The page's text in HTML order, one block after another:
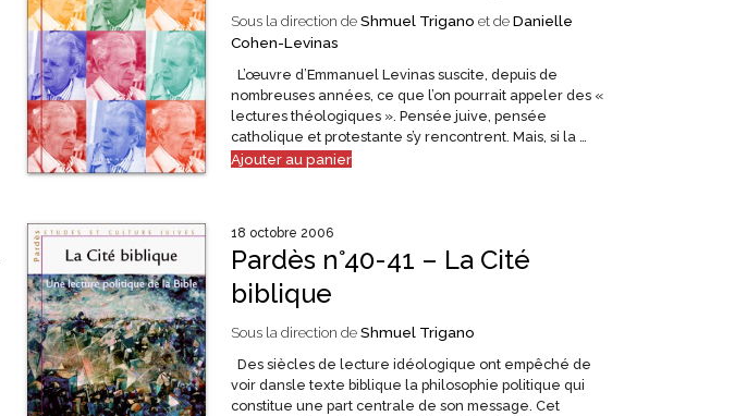
Sous la direction deShmuel Trigano et deDanielle
Cohen-Levinas
L’œuvre d’Emmanuel Levinas suscite, depuis de
nombreuses années, ce que l’on pourrait appeler des «
lectures théologiques ». Pensée juive, pensée
catholique et protestante s’y rencontrent. Mais, si la …
Ajouter au panier
18 octobre 2006
Pardès n°40-41 – La Cité
biblique
Sous la direction deShmuel Trigano
Des siècles de lecture idéologique ont empêché de
voir dansle texte biblique la philosophie politique qui
constitue une part centrale de son message. Cet